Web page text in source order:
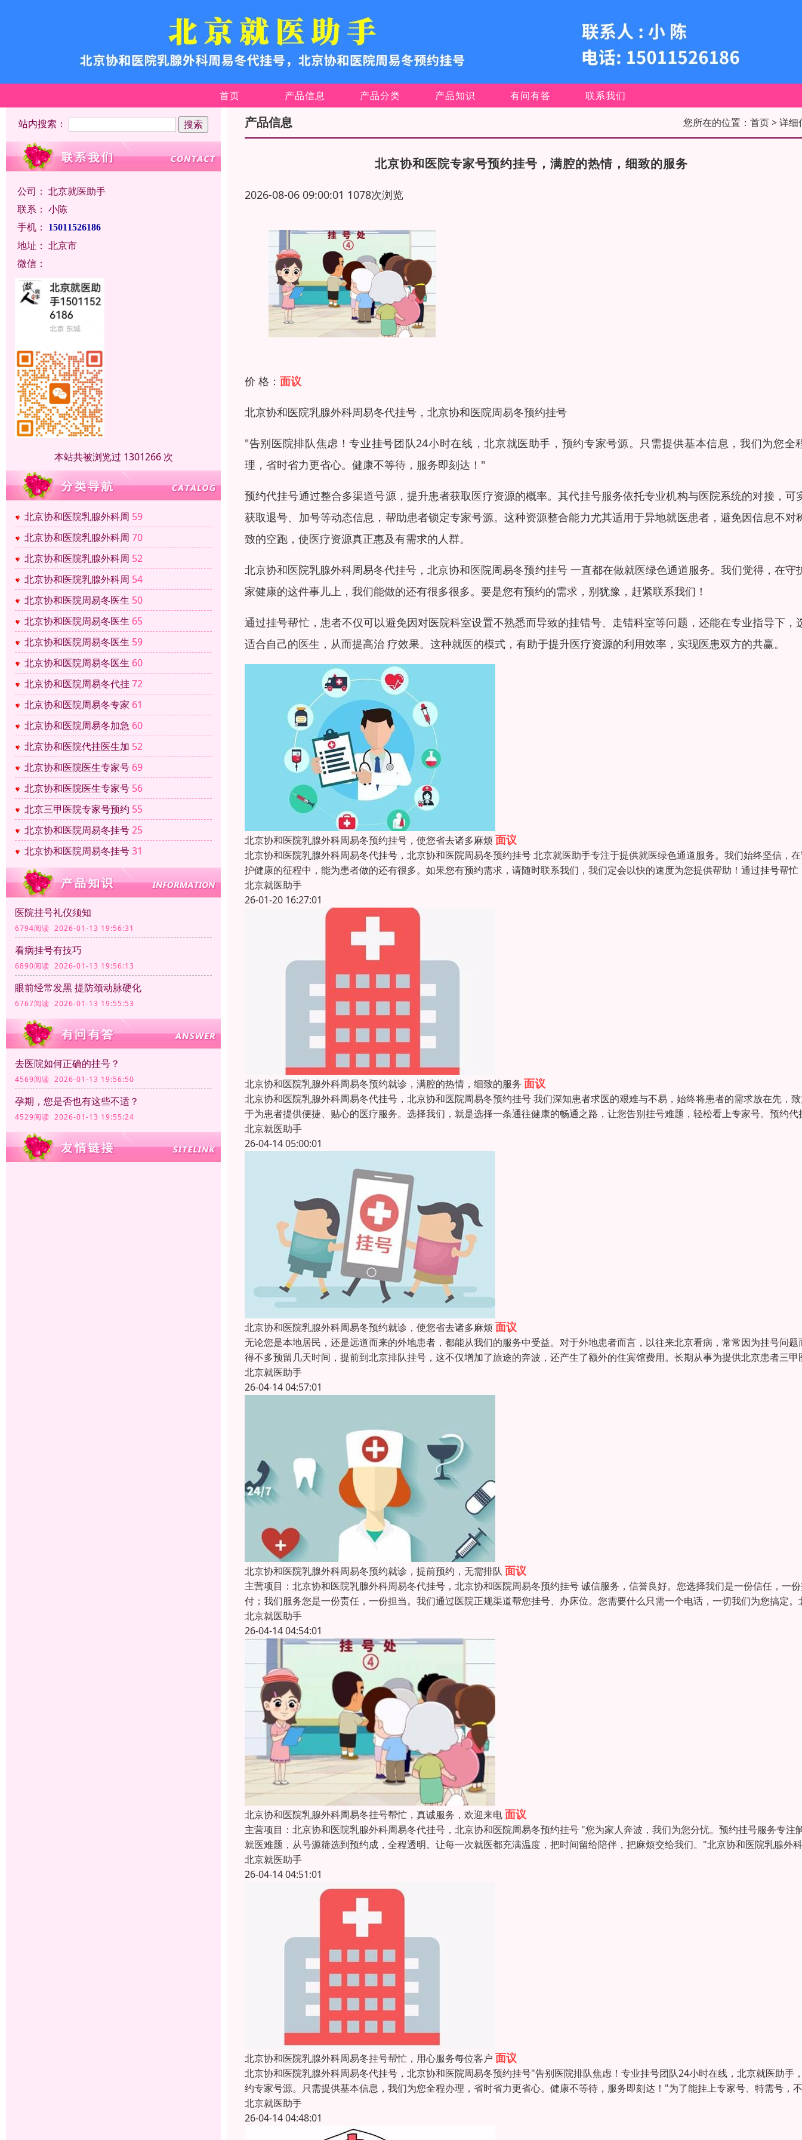
首页 产品信息 产品分类 产品知识 有问有答 联系我们
站内搜索：
公司： 北京就医助手
联系： 小陈
手机：
15011526186
地址： 北京市
微信：
本站共被浏览过 1301266 次
北京协和医院乳腺外科周 59
北京协和医院乳腺外科周 70
北京协和医院乳腺外科周 52
北京协和医院乳腺外科周 54
北京协和医院周易冬医生 50
北京协和医院周易冬医生 65
北京协和医院周易冬医生 59
北京协和医院周易冬医生 60
北京协和医院周易冬代挂72
北京协和医院周易冬专家 61
北京协和医院周易冬加急 60
北京协和医院代挂医生加 52
北京协和医院医生专家号 69
北京协和医院医生专家号 56
北京三甲医院专家号预约 55
北京协和医院周易冬挂号25
北京协和医院周易冬挂号31
医院挂号礼仪须知
6794阅读 2026-01-13 19:56:31
看病挂号有技巧
6890阅读 2026-01-13 19:56:13
眼前经常发黑 提防颈动脉硬化
6767阅读 2026-01-13 19:55:53
去医院如何正确的挂号？
4569阅读 2026-01-13 19:56:50
孕期，您是否也有这些不适？
4529阅读 2026-01-13 19:55:24
产品信息 您所在的位置： 首页> 详细
北京协和医院专家号预约挂号，满腔的热情，细致的服务
2026-08-06 09:00:01 1078次浏览
价 格： 面议
北京协和医院乳腺外科周易冬代挂号，北京协和医院周易冬预约挂号
"告别医院排队焦虑！专业挂号团队24小时在线，北京就医助手，预约专家号源。只需提供基本信息，我们为您全
理，省时省力更省心。健康不等待，服务即刻达！"
预约代挂号通过整合多渠道号源，提升患者获取医疗资源的概率。其代挂号服务依托专业机构与医院系统的对接，可
获取退号、加号等动态信息，帮助患者锁定专家号源。这种资源整合能力尤其适用于异地就医患者，避免因信息不对
致的空跑，使医疗资源真正惠及有需求的人群。
北京协和医院乳腺外科周易冬代挂号，北京协和医院周易冬预约挂号 一直都在做就医绿色通道服务。我们觉得，在守
家健康的这件事儿上，我们能做的还有很多很多。要是您有预约的需求，别犹豫，赶紧联系我们！
通过挂号帮忙，患者不仅可以避免因对医院科室设置不熟悉而导致的挂错号、走错科室等问题，还能在专业指导下，
适合自己的医生，从而提高治 疗效果。这种就医的模式，有助于提升医疗资源的利用效率，实现医患双方的共赢。
北京协和医院乳腺外科周易冬预约挂号，使您省去诸多麻烦面议
北京协和医院乳腺外科周易冬代挂号，北京协和医院周易冬预约挂号 北京就医助手专注于提供就医绿色通道服务。我们始终坚信，
护健康的征程中，能为患者做的还有很多。如果您有预约需求，请随时联系我们，我们定会以快的速度为您提供帮助！通过挂号帮忙
北京就医助手
26-01-20 16:27:01
北京协和医院乳腺外科周易冬预约就诊，满腔的热情，细致的服务 面议
北京协和医院乳腺外科周易冬代挂号，北京协和医院周易冬预约挂号 我们深知患者求医的艰难与不易，始终将患者的需求放在先，
于为患者提供便捷、贴心的医疗服务。选择我们，就是选择一条通往健康的畅通之路，让您告别挂号难题，轻松看上专家号。预约代
北京就医助手
26-04-14 05:00:01
北京协和医院乳腺外科周易冬预约就诊，使您省去诸多麻烦面议
无论您是本地居民，还是远道而来的外地患者，都能从我们的服务中受益。对于外地患者而言，以往来北京看病，常常因为挂号问题
得不多预留几天时间，提前到北京排队挂号，这不仅增加了旅途的奔波，还产生了额外的住宾馆费用。长期从事为提供北京患者三甲
北京就医助手
26-04-14 04:57:01
北京协和医院乳腺外科周易冬预约就诊，提前预约，无需排队 面议
主营项目：北京协和医院乳腺外科周易冬代挂号，北京协和医院周易冬预约挂号 诚信服务，信誉良好。您选择我们是一份信任，一
付；我们服务您是一份责任，一份担当。我们通过医院正规渠道帮您挂号、办床位。您需要什么只需一个电话，一切我们为您搞定。
北京就医助手
26-04-14 04:54:01
北京协和医院乳腺外科周易冬挂号帮忙，真诚服务，欢迎来电面议
主营项目：北京协和医院乳腺外科周易冬代挂号，北京协和医院周易冬预约挂号 "您为家人奔波，我们为您分忧。预约挂号服务专注
就医难题，从号源筛选到预约成，全程透明。让每一次就医都充满温度，把时间留给陪伴，把麻烦交给我们。"北京协和医院乳腺外科
北京就医助手
26-04-14 04:51:01
北京协和医院乳腺外科周易冬挂号帮忙，用心服务每位客户 面议
北京协和医院乳腺外科周易冬代挂号，北京协和医院周易冬预约挂号"告别医院排队焦虑！专业挂号团队24小时在线，北京就医助手
约专家号源。只需提供基本信息，我们为您全程办理，省时省力更省心。健康不等待，服务即刻达！"为了能挂上专家号、特需号，不
北京就医助手
26-04-14 04:48:01